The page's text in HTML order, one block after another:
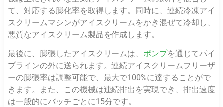
て、対応する膨化率を取得します。同時に、連続冷凍アイ
スクリームマシンがアイスクリームをかき混ぜて冷却し、
悪質なアイスクリーム製品を作成します。
最後に、膨張したアイスクリームは、 ポンプを通じてパイ
プラインの外に送られます。連続アイスクリームフリーザ
ーの膨張率は調整可能で、最大で100%に達することがで
きます。また、この機械は連続排出を実現でき、排出速度
は一般的にバッチごとに15分です。